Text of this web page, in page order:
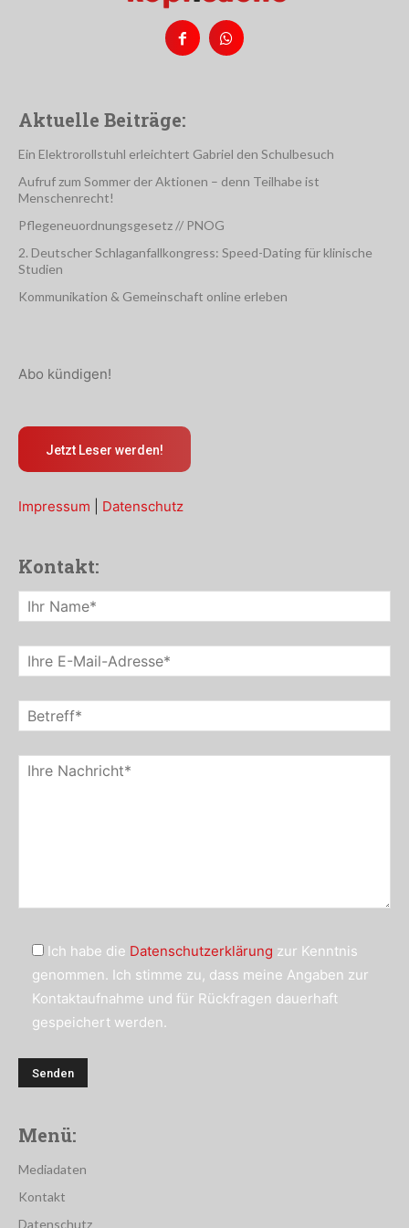
Aktuelle Beiträge:
Ein Elektrorollstuhl erleichtert Gabriel den Schulbesuch
Aufruf zum Sommer der Aktionen – denn Teilhabe ist
Menschenrecht!
Pflegeneuordnungsgesetz // PNOG
2. Deutscher Schlaganfallkongress: Speed-Dating für klinische
Studien
Kommunikation & Gemeinschaft online erleben
Abo kündigen!
Jetzt Leser werden!
Impressum Datenschutz
Kontakt:
Ich habe die Datenschutzerklärung zur Kenntnis
genommen. Ich stimme zu, dass meine Angaben zur
Kontaktaufnahme und für Rückfragen dauerhaft
gespeichert werden.
Menü:
Mediadaten
Kontakt
Datenschutz